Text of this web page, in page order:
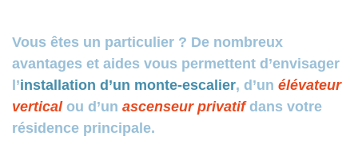
Vous êtes un particulier ? De nombreux
avantages et aides vous permettent d’envisager
l’installation d’un monte-escalier, d’un élévateur
verticalou d’un ascenseur privatifdans votre
résidence principale.